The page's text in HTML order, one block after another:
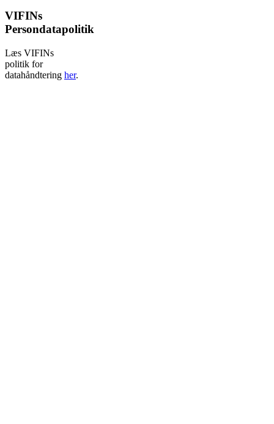
VIFINs
Persondatapolitik
Læs VIFINs
politik for
datahåndtering her.